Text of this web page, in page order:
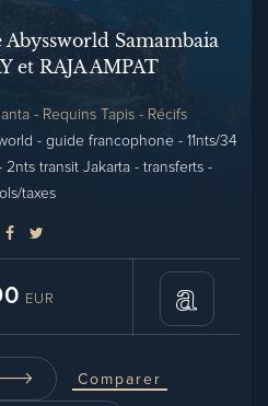
Samambaia
et RAJA AMPAT
- Requins Tapis - Récifs
- guide francophone - 11nts/34
transit Jakarta - transferts -
taxes
EUR
Comparer